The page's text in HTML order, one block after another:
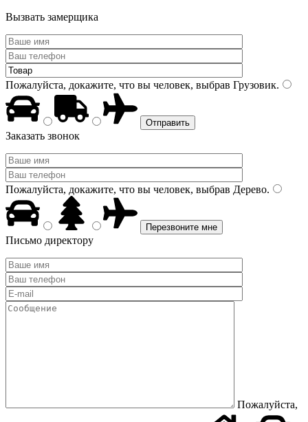
Вызвать замерщика
Пожалуйста, докажите, что вы человек, выбрав Грузовик.
Заказать звонок
Пожалуйста, докажите, что вы человек, выбрав Дерево.
Письмо директору
Пожалуйста,